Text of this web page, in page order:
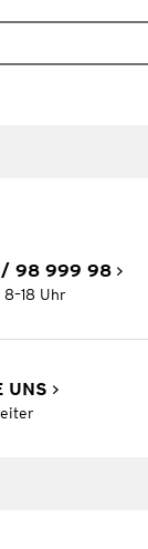
98 999 98
Uhr
UNS